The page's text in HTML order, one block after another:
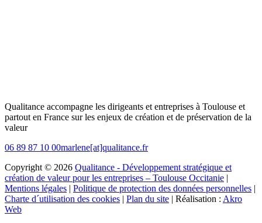
Qualitance accompagne les dirigeants et entreprises à Toulouse et
partout en France sur les enjeux de création et de préservation de la
valeur
06 89 87 10 00marlene[at]qualitance.fr
Copyright © 2026 Qualitance - Développement stratégique et
création de valeur pour les entreprises – Toulouse Occitanie |
Mentions légales | Politique de protection des données personnelles |
Charte d´utilisation des cookies | Plan du site | Réalisation : Akro
Web